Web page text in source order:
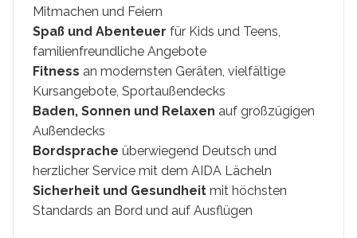
Mitmachen und Feiern
Spaß und Abenteuer für Kids und Teens,
familienfreundliche Angebote
Fitness an modernsten Geräten, vielfältige
Kursangebote, Sportaußendecks
Baden, Sonnen und Relaxen auf großzügigen
Außendecks
Bordsprache überwiegend Deutsch und
herzlicher Service mit dem AIDA Lächeln
Sicherheit und Gesundheit mit höchsten
Standards an Bord und auf Ausflügen